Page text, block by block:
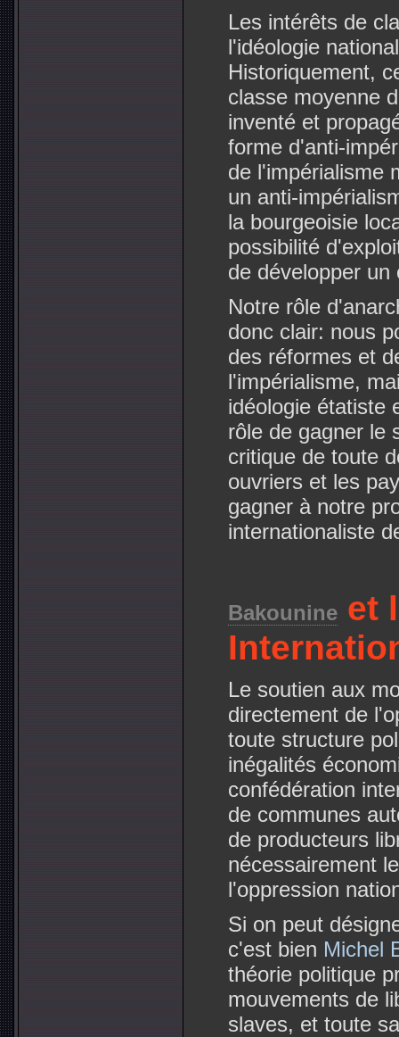
Les intérêts de
l'idéologie
Historiquement,
classe moyenne
inventé et
forme d'anti-
de l'impérialisme
un anti-
la bourgeoisie
possibilité
de développer
Notre rôle
donc clair: nous
des réformes et
l'impérialisme,
idéologie étatiste
rôle de gagner le
critique de toute
ouvriers et les
gagner à notre
internationaliste
Bakounine et
Le soutien aux
directement de
toute structure
inégalités
confédération
de communes
de producteurs
nécessairement
l'oppression
Si on peut
c'est bien Michel
théorie politique
mouvements de
slaves, et toute